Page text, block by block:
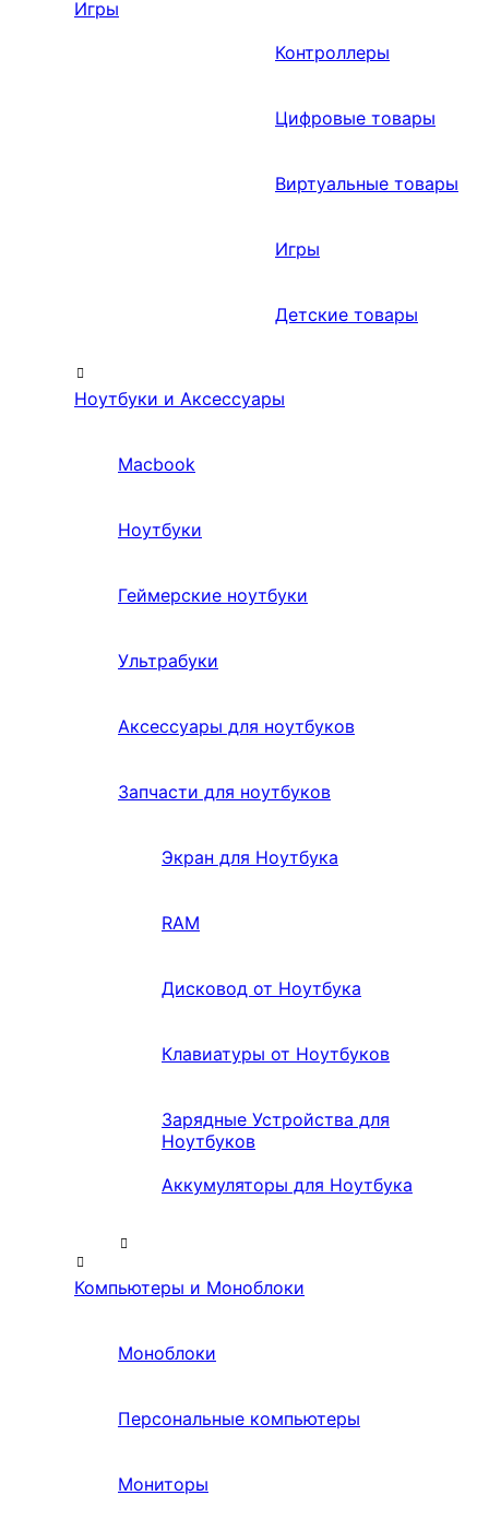
Игры
Контроллеры
Цифровые товары
Виртуальные товары
Игры
Детские товары
Ноутбуки и Аксессуары
Macbook
Ноутбуки
Геймерские ноутбуки
Ультрабуки
Аксессуары для ноутбуков
Запчасти для ноутбуков
Экран для Ноутбука
RAM
Дисковод от Ноутбука
Клавиатуры от Ноутбуков
Зарядные Устройства для
Ноутбуков
Аккумуляторы для Ноутбука
Компьютеры и Моноблоки
Моноблоки
Персональные компьютеры
Мониторы